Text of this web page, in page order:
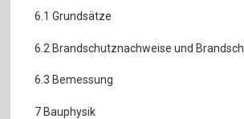
6.1 Grundsätze
6.2 Brandschutznachweise und
6.3 Bemessung
7 Bauphysik